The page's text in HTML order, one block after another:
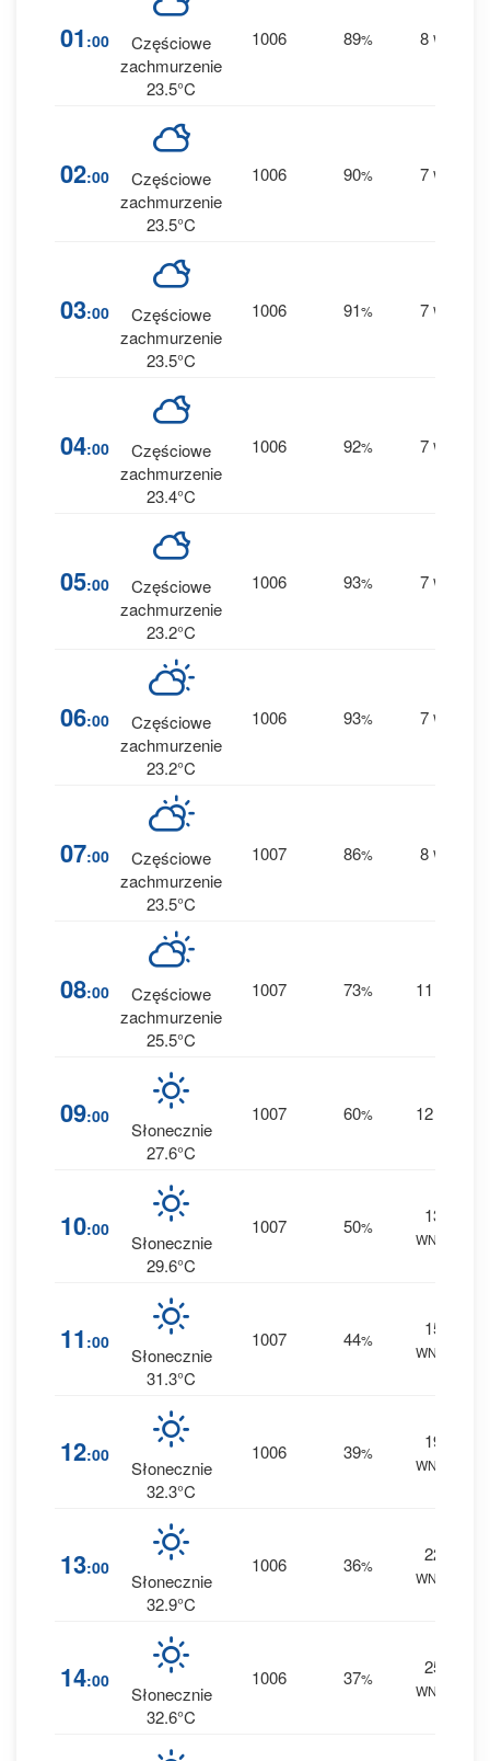
01 :00
Częściowe
zachmurzenie
23.5°C
1006 89% 8 W
02:00
Częściowe
zachmurzenie
23.5°C
1006 90% 7 W
03:00
Częściowe
zachmurzenie
23.5°C
1006 91% 7 W
04:00
Częściowe
zachmurzenie
23.4°C
1006 92% 7 W
05:00
Częściowe
zachmurzenie
23.2°C
1006 93% 7 W
06:00
Częściowe
zachmurzenie
23.2°C
1006 93% 7 W
07:00
Częściowe
zachmurzenie
23.5°C
1007 86% 8 W
08:00
Częściowe
zachmurzenie
25.5°C
1007 73% 11
09:00
Słonecznie
27.6°C
1007 60% 12
10:00
Słonecznie
29.6°C
1007 50%
13
WNW
11 :00
Słonecznie
31.3°C
1007 44%
15
WNW
12:00
Słonecznie
32.3°C
1006 39%
19
WNW
13:00
Słonecznie
32.9°C
1006 36%
22
WNW
14:00
Słonecznie
32.6°C
1006 37%
25
WNW